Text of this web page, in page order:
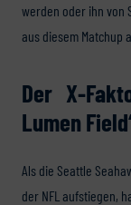
werden oder ihn von
aus diesem Matchup
Der X-
Lumen
Als die Seattle
der NFL aufstiegen,